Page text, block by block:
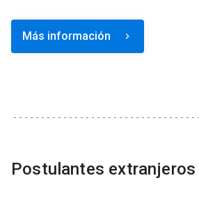
Más información keyboard_arrow_right
Postulantes extranjeros